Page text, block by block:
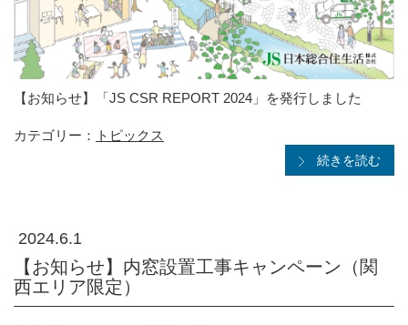
【お知らせ】「JS CSR REPORT 2024」を発行しました
カテゴリー： トピックス
続きを読む
2024.6.1
【お知らせ】内窓設置工事キャンペーン（関
西エリア限定）